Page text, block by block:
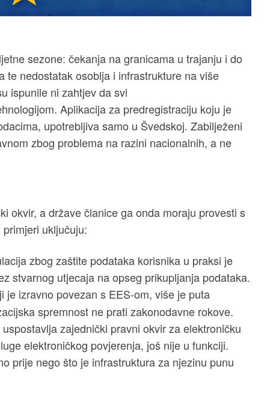
sezone: čekanja na granicama u trajanju i do
te nedostatak osoblja i infrastrukture na više
ispunile ni zahtjev da svi
Aplikacija za predregistraciju koju je
upotrebljiva samo u Švedskoj. Zabilježeni
zbog problema na razini nacionalnih, a ne
okvir, a države članice ga onda moraju provesti s
uključuju:
zbog zaštite podataka korisnika u praksi je
stvarnog utjecaja na opseg prikupljanja podataka.
je izravno povezan s EES-om, više je puta
spremnost ne prati zakonodavne rokove.
zajednički pravni okvir za elektroničku
elektroničkog povjerenja, još nije u funkciji.
prije nego što je infrastruktura za njezinu punu